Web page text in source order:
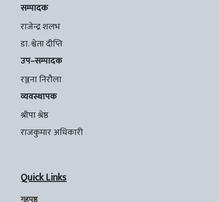
सम्पादक
राजेन्द्र शलभ
डा. श्वेता दीप्ति
उप–सम्पादक
रञ्जना निरौला
व्यवस्थापक
श्रीपा श्रेष्ठ
राजकुमार अधिकारी
Quick Links